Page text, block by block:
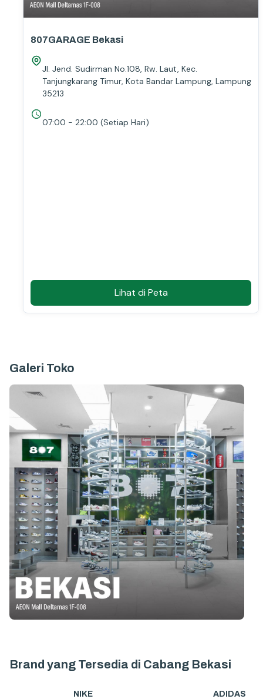
807GARAGE Bekasi
Jl. Jend. Sudirman No.108, Rw. Laut, Kec.
Tanjungkarang Timur, Kota Bandar Lampung, Lampung
35213
07:00 - 22:00 (Setiap Hari)
Lihat di Peta
Galeri Toko
Brand yang Tersedia di Cabang Bekasi
NIKE ADIDAS